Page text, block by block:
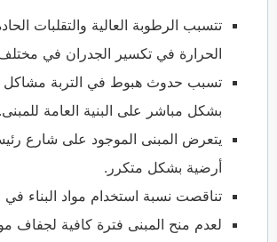
تتسبب الرطوبة العالية والتقلبات
الحرارة في تكسير الجدران في
تسبب حدوث هبوط في التربة مشاكل
بشكل مباشر على البنية العامة للمبنى.
يتعرض المبنى الموجود على شارع
أرضية بشكل متكرر.
تناقصت نسبة استخدام مواد البناء في
لعدم منح المبنى فترة كافية لجفاف